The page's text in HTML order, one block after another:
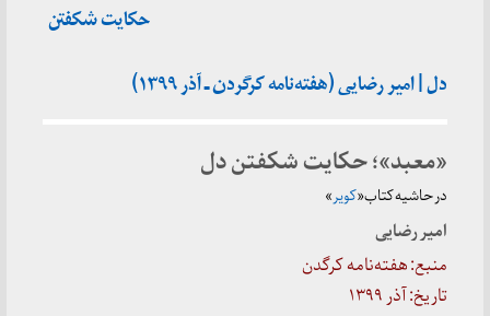
حکایت شکفتن
دل | امیر رضایی (هفته‌نامه کرگردن ـ آذر ۱۳۹۹)
«معبد»؛ حکایت شکفتن دل
در حاشیه کتاب«کویر»
امیر رضایی
منبع: هفته‌نامه کرگدن
تاریخ: آذر ۱۳۹۹